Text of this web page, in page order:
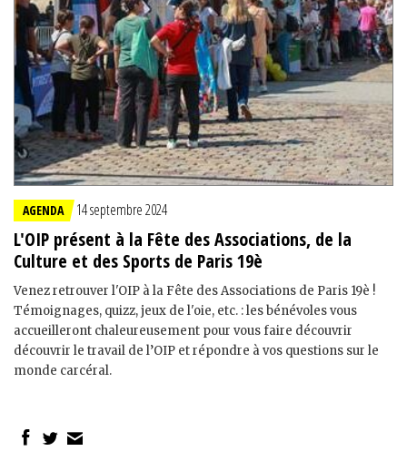
AGENDA 14 septembre 2024
L'OIP présent à la Fête des Associations, de la
Culture et des Sports de Paris 19è
Venez retrouver l'OIP à la Fête des Associations de Paris 19è !
Témoignages, quizz, jeux de l'oie, etc. : les bénévoles vous
accueilleront chaleureusement pour vous faire découvrir
découvrir le travail de l’OIP et répondre à vos questions sur le
monde carcéral.